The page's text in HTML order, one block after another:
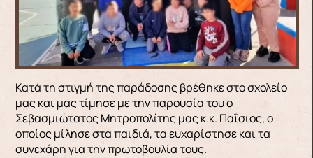
Κατά τη στιγμή της παράδοσης βρέθηκε στο σχολείο
μας και μας τίμησε με την παρουσία του ο
Σεβασμιώτατος Μητροπολίτης μας κ.κ. Παΐσιος, ο
οποίος μίλησε στα παιδιά, τα ευχαρίστησε και τα
συνεχάρη για την πρωτοβουλία τους.